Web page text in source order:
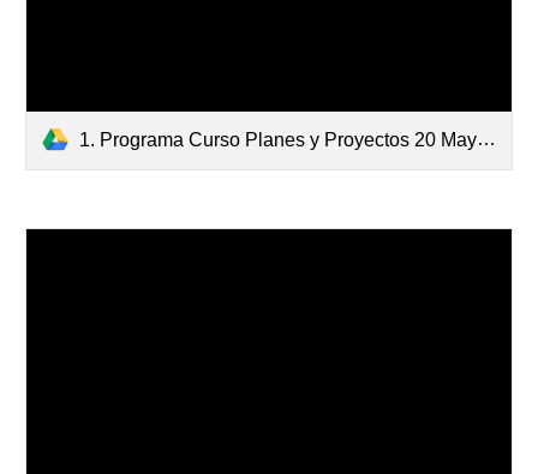
1. Programa Curso Planes y Proyectos 20 Mayo.pdf